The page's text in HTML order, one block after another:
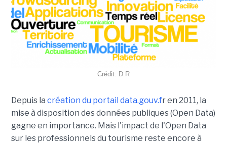
Crédit: D.R
Depuis la création du portail data.gouv.fr en 2011, la
mise à disposition des données publiques (Open Data)
gagne en importance. Mais l'impact de l'Open Data
sur les professionnels du tourisme reste encore à